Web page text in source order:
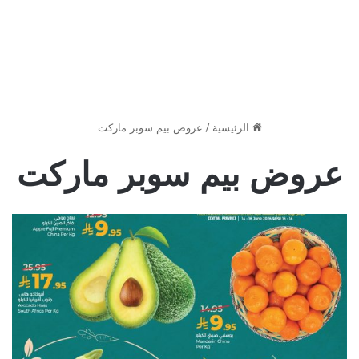
الرئيسية / عروض بيم سوبر ماركت
عروض بيم سوبر ماركت